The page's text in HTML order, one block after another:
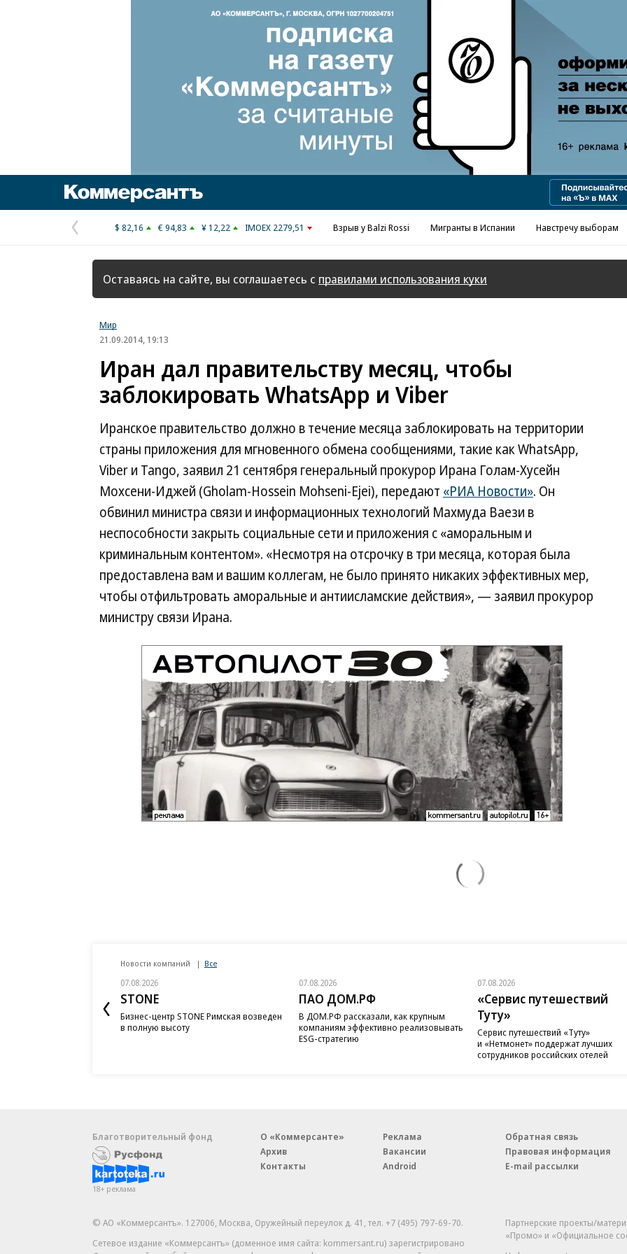
Реклама в «Ъ» www.kommersant.ru/ad
Предыдущая
страница
$ 82,16 € 94,83 ¥ 12,22 IMOEX 2279,51 Взрыв у Balzi Rossi Мигранты в Испании Навстречу выборам
Оставаясь на сайте, вы соглашаетесь с правилами использования куки
Мир
21.09.2014, 19:13
Иран дал правительству месяц, чтобы
заблокировать WhatsApp и Viber
Иранское правительство должно в течение месяца заблокировать на территории
страны приложения для мгновенного обмена сообщениями, такие как WhatsApp,
Viber и Tango, заявил 21 сентября генеральный прокурор Ирана Голам-Хусейн
Мохсени-Иджей (Gholam-Hossein Mohseni-Ejei), передают «РИА Новости». Он
обвинил министра связи и информационных технологий Махмуда Ваези в
неспособности закрыть социальные сети и приложения с «аморальным и
криминальным контентом». «Несмотря на отсрочку в три месяца, которая была
предоставлена вам и вашим коллегам, не было принято никаких эффективных мер,
чтобы отфильтровать аморальные и антиисламские действия», — заявил прокурор
министру связи Ирана.
Новости компаний Все
07.08.2026
STONE
Бизнес-центр STONE Римская возведен
в полную высоту
07.08.2026
ПАО ДОМ.РФ
В ДОМ.РФ рассказали, как крупным
компаниям эффективно реализовывать
ESG-стратегию
07.08.2026
«Сервис путешествий
Туту»
Сервис путешествий «Туту»
и «Нетмонет» поддержат лучших
сотрудников российских отелей
Благотворительный фонд
18+ реклама
О «Коммерсанте»
Архив
Контакты
Реклама
Вакансии
Android
Обратная связь
Правовая информация
E-mail рассылки
© АО «Коммерсантъ». 127006, Москва, Оружейный переулок д. 41,тел. +7 (495) 797-69-70.
Сетевое издание «Коммерсантъ» (доменное имя сайта: kommersant.ru) зарегистрировано
Партнерские проекты/
«Промо» и «Официальное